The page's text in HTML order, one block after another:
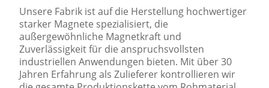
Unsere Fabrik ist auf die Herstellung hochwertiger
starker Magnete spezialisiert, die
außergewöhnliche Magnetkraft und
Zuverlässigkeit für die anspruchsvollsten
industriellen Anwendungen bieten. Mit über 30
Jahren Erfahrung als Zulieferer kontrollieren wir